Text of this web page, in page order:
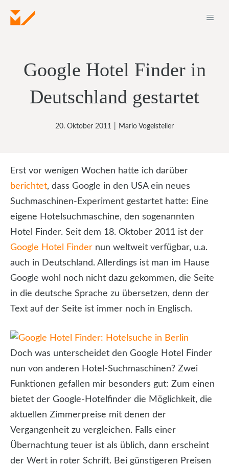
Inhalt
Google Hotel Finder in
Deutschland gestartet
20. Oktober 2011 Mario Vogelsteller
Erst vor wenigen Wochen hatte ich darüber
berichtet, dass Google in den USA ein neues
Suchmaschinen-Experiment gestartet hatte: Eine
eigene Hotelsuchmaschine, den sogenannten
Hotel Finder. Seit dem 18. Oktober 2011 ist der
Google Hotel Finder nun weltweit verfügbar, u.a.
auch in Deutschland. Allerdings ist man im Hause
Google wohl noch nicht dazu gekommen, die Seite
in die deutsche Sprache zu übersetzen, denn der
Text auf der Seite ist immer noch in Englisch.
Doch was unterscheidet den Google Hotel Finder
nun von anderen Hotel-Suchmaschinen? Zwei
Funktionen gefallen mir besonders gut: Zum einen
bietet der Google-Hotelfinder die Möglichkeit, die
aktuellen Zimmerpreise mit denen der
Vergangenheit zu vergleichen. Falls einer
Übernachtung teuer ist als üblich, dann erscheint
der Wert in roter Schrift. Bei günstigeren Preisen